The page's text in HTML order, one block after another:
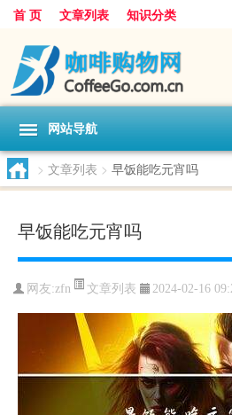
首 页 文章列表 知识分类
网站导航
> 文章列表 > 早饭能吃元宵吗
早饭能吃元宵吗
网友:zfn 文章列表 2024-02-16